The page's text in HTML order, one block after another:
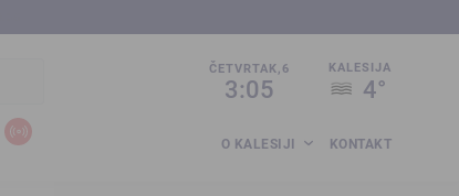
ČETVRTAK,6
3:05
KALESIJA
4°
O KALESIJI KONTAKT